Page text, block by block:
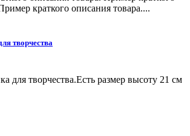
краткого описания товара....
творчества
для творчества.Есть размер высоту 21 см